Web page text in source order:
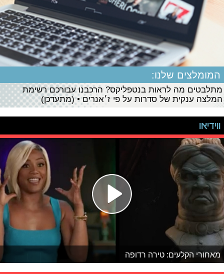
המומלצים שלנו:
מתלבטים מה לראות בנטפליקס? הרכבנו עבורכם רשימת
המלצה ענקית של סדרות על פי ז׳אנרים • (מתעדכן)
ווידיאו
מאחורי הקלעים: טירה רדופה